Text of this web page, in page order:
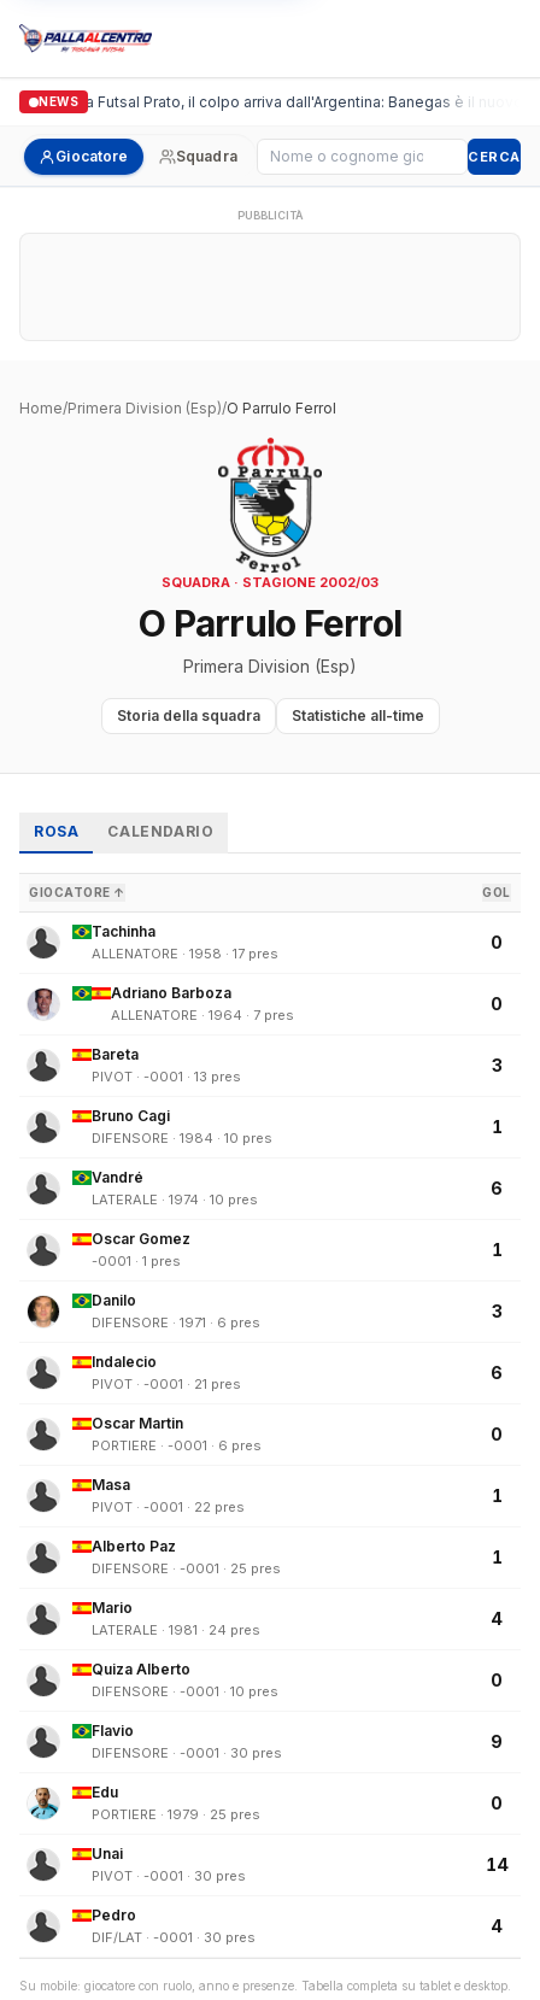
NEWS
Italgronda Futsal Prato, il colpo arriva dall'Argentina: Banegas è il nuovo
Giocatore Squadra Cerca giocatore CERCA
PUBBLICITÀ
Home/Primera Division (Esp)/O Parrulo Ferrol
SQUADRA · STAGIONE 2002/03
O Parrulo Ferrol
Primera Division (Esp)
Storia della squadra Statistiche all-time
ROSA CALENDARIO
GIOCATORE ↑ GOL
Tachinha
ALLENATORE · 1958 · 17 pres
0
Adriano Barboza
ALLENATORE · 1964 · 7 pres
0
Bareta
PIVOT · -0001 · 13 pres
3
Bruno Cagi
DIFENSORE · 1984 · 10 pres
1
Vandré
LATERALE · 1974 · 10 pres
6
Oscar Gomez
-0001 · 1 pres
1
Danilo
DIFENSORE · 1971 · 6 pres
3
Indalecio
PIVOT · -0001 · 21 pres
6
Oscar Martin
PORTIERE · -0001 · 6 pres
0
Masa
PIVOT · -0001 · 22 pres
1
Alberto Paz
DIFENSORE · -0001 · 25 pres
1
Mario
LATERALE · 1981 · 24 pres
4
Quiza Alberto
DIFENSORE · -0001 · 10 pres
0
Flavio
DIFENSORE · -0001 · 30 pres
9
Edu
PORTIERE · 1979 · 25 pres
0
Unai
PIVOT · -0001 · 30 pres
14
Pedro
DIF/LAT · -0001 · 30 pres
4
Su mobile: giocatore con ruolo, anno e presenze. Tabella completa su tablet e desktop.